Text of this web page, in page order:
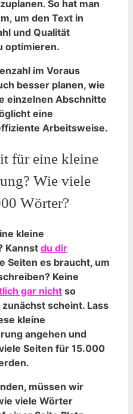
So hat man
um den Text ​in
und ‌Qualität
optimieren.
im Voraus
besser planen, ⁤wie
einzelnen Abschnitte
eine
​Arbeitsweise.
für eine kleine
Wie viele
Wörter?
kleine
Kannst du dir
Seiten es braucht, um
Keine
gar nicht so
scheint. Lass
kleine
angehen und
Seiten für 15.000
müssen wir
viele​ Wörter